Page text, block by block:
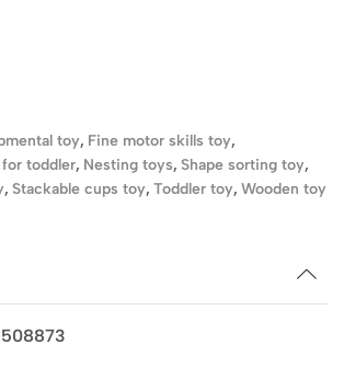
toy, Fine motor skills toy,
toddler, Nesting toys, Shape sorting toy,
, Stackable cups toy, Toddler toy, Wooden toy